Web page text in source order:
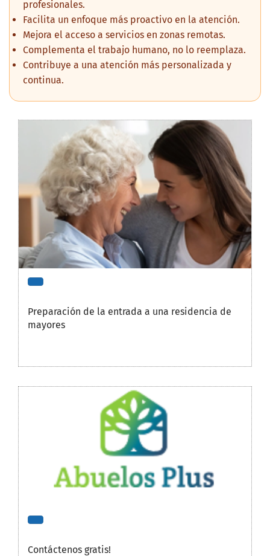
profesionales.
Facilita un enfoque más proactivo en la atención.
Mejora el acceso a servicios en zonas remotas.
Complementa el trabajo humano, no lo reemplaza.
Contribuye a una atención más personalizada y
continua.
Preparación de la entrada a una residencia de
mayores
Contáctenos gratis!